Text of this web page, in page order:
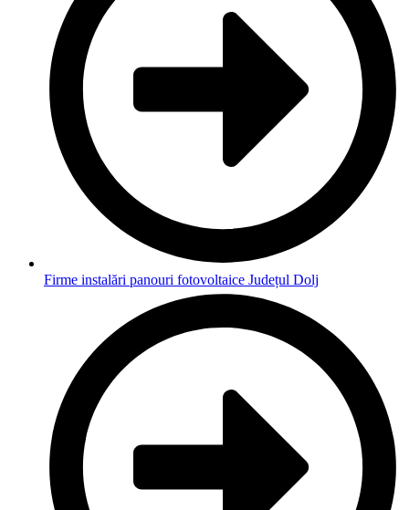
Firme instalări panouri fotovoltaice Județul Dolj